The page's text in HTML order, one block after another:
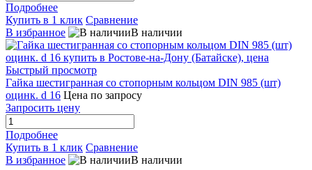
Подробнее
Купить в 1 клик Сравнение
В избранное
В наличии
Быстрый просмотр
Гайка шестигранная со стопорным кольцом DIN 985 (шт)
оцинк. d 16 Цена по запросу
Запросить цену
Подробнее
Купить в 1 клик Сравнение
В избранное
В наличии